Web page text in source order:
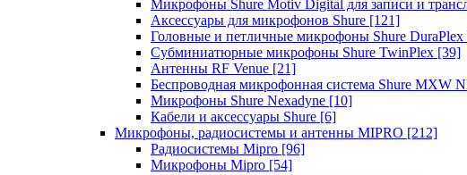
Микрофоны Shure Motiv Digital для записи и
Аксессуары для микрофонов Shure [121]
Головные и петличные микрофоны Shure DuraPlex
Субминиатюрные микрофоны Shure TwinPlex [39]
Антенны RF Venue [21]
Беспроводная микрофонная система Shure MXW
Микрофоны Shure Nexadyne [10]
Кабели и аксессуары Shure [6]
Микрофоны, радиосистемы и антенны MIPRO [212]
Радиосистемы Mipro [96]
Микрофоны Mipro [54]